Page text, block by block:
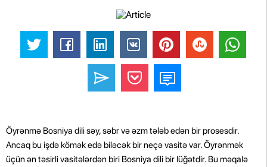
Öyrənmə Bosniya dili səy, səbr və əzm tələb edən bir prosesdir.
Ancaq bu işdə kömək edə biləcək bir neçə vasitə var. Öyrənmək
üçün ən təsirli vasitələrdən biri Bosniya dili bir lüğətdir. Bu məqalə